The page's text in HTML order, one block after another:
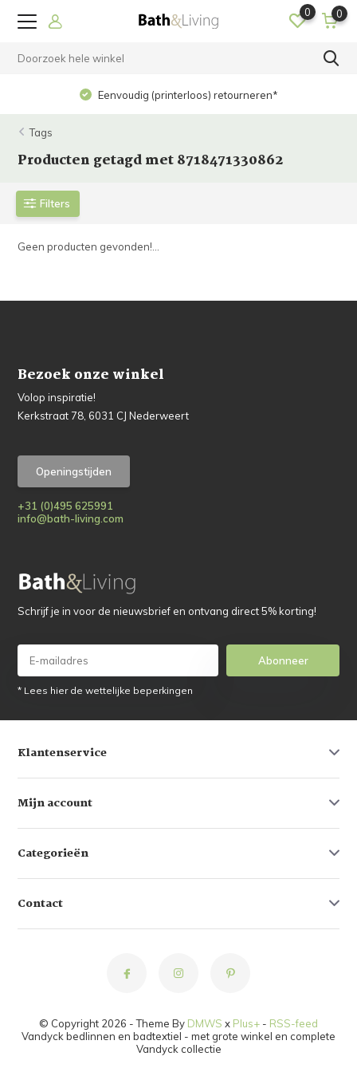
0 0
Eenvoudig (printerloos) retourneren*
Tags
Producten getagd met 8718471330862
Filters
Geen producten gevonden!...
Bezoek onze winkel
Volop inspiratie!
Kerkstraat 78, 6031 CJ Nederweert
Openingstijden
+31 (0)495 625991
info@bath-living.com
Schrijf je in voor de nieuwsbrief en ontvang direct 5% korting!
Abonneer
* Lees hier de wettelijke beperkingen
Klantenservice
Mijn account
Categorieën
Contact
© Copyright 2026 - Theme By DMWS x Plus+ - RSS-feed
Vandyck bedlinnen en badtextiel - met grote winkel en complete
Vandyck collectie